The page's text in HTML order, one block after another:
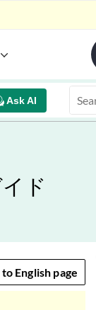
Ask AI
ド
English page